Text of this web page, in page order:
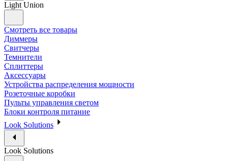
Light Union
Смотреть все товары
Диммеры
Свитчеры
Темнители
Сплиттеры
Аксессуары
Устройства распределения мощности
Розеточные коробки
Пульты управления светом
Блоки контроля питание
Look Solutions
Look Solutions